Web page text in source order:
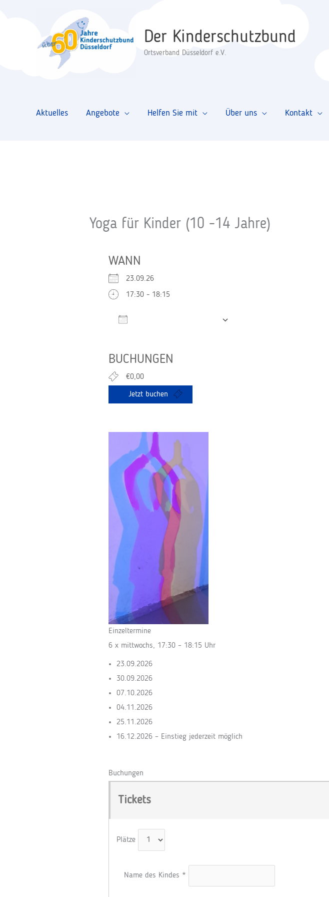
Der Kinderschutzbund
Ortsverband Düsseldorf e.V.
Aktuelles Angebote Helfen Sie mit Über uns Kontakt
Yoga für Kinder (10 -14 Jahre)
WANN
23.09.26
17:30 - 18:15
BUCHUNGEN
€0,00
Jetzt buchen
Einzeltermine
6 x mittwochs, 17:30 – 18:15 Uhr
23.09.2026
30.09.2026
07.10.2026
04.11.2026
25.11.2026
16.12.2026 – Einstieg jederzeit möglich
Buchungen
Tickets
Plätze
Name des Kindes *